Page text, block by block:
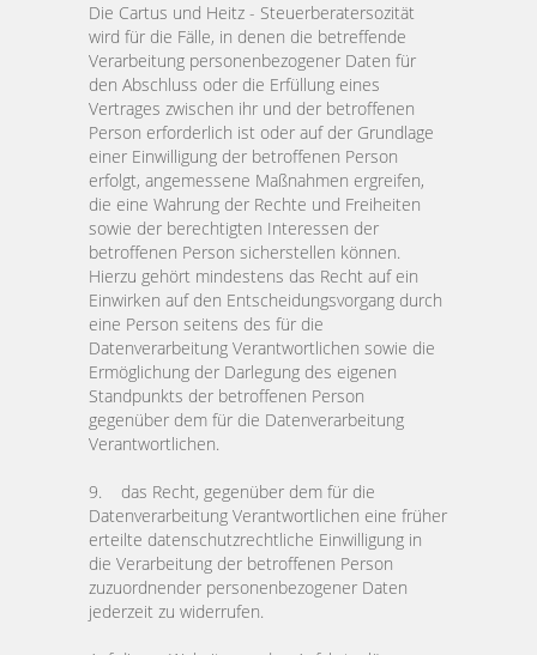
Die Cartus und Heitz - Steuerberatersozität
wird für die Fälle, in denen die betreffende
Verarbeitung personenbezogener Daten für
den Abschluss oder die Erfüllung eines
Vertrages zwischen ihr und der betroffenen
Person erforderlich ist oder auf der Grundlage
einer Einwilligung der betroffenen Person
erfolgt, angemessene Maßnahmen ergreifen,
die eine Wahrung der Rechte und Freiheiten
sowie der berechtigten Interessen der
betroffenen Person sicherstellen können.
Hierzu gehört mindestens das Recht auf ein
Einwirken auf den Entscheidungsvorgang durch
eine Person seitens des für die
Datenverarbeitung Verantwortlichen sowie die
Ermöglichung der Darlegung des eigenen
Standpunkts der betroffenen Person
gegenüber dem für die Datenverarbeitung
Verantwortlichen.
9. das Recht, gegenüber dem für die
Datenverarbeitung Verantwortlichen eine früher
erteilte datenschutzrechtliche Einwilligung in
die Verarbeitung der betroffenen Person
zuzuordnender personenbezogener Daten
jederzeit zu widerrufen.